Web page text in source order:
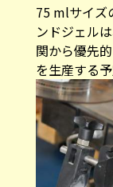
75 mlサイズ
ンドジェル
関から優先
を生産する予